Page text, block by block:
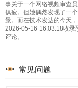
事关于一个网络视频审查
俱疲。但她偶然发现了一
景。而在技术发达的今天
2026-05-16 16:03:18收录
评论。
常见问题